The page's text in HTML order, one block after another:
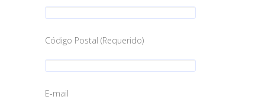
Código Postal (Requerido)
E-mail